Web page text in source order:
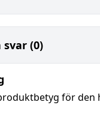
svar (0)
för den